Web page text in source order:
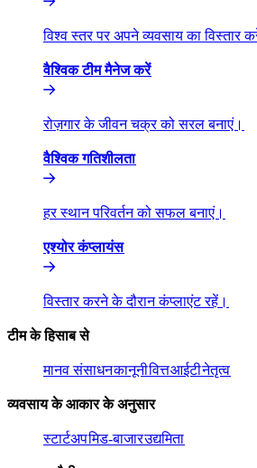
विश्व स्तर पर अपने व्यवसाय का विस्तार
वैश्विक टीम मैनेज करें​​
रोज़गार के जीवन चक्र को सरल बनाएं।​​
वैश्विक गतिशीलता​​
हर स्थान परिवर्तन को सफल बनाएं।​​
एश्योर कंप्लायंस​​
विस्तार करने के दौरान कंप्लाएंट रहें।​​
टीम के हिसाब से​​
मानव संसाधन​​कानूनी​​वित्त​​आईटी​​नेतृत्व​​
व्यवसाय के आकार के अनुसार​​
स्टार्टअप​​मिड-बाजार​​उद्यमिता​​